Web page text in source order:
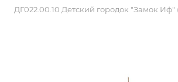
ДГ022.00.10 Детский городок "Замок Иф"